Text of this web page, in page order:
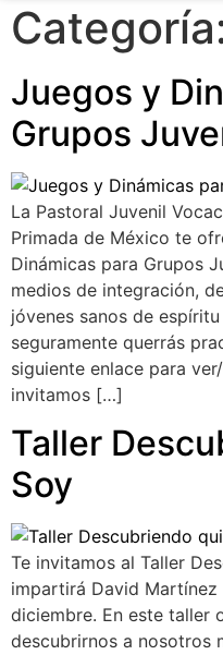
Juegos y
Grupos
La Pastoral Juvenil
Primada de México te
Dinámicas para Grupos
medios de integración,
jóvenes sanos de
seguramente querrás
siguiente enlace para
invitamos […]
Taller
Soy
Te invitamos al Taller
impartirá David
diciembre. En este taller
descubrirnos a nosotros